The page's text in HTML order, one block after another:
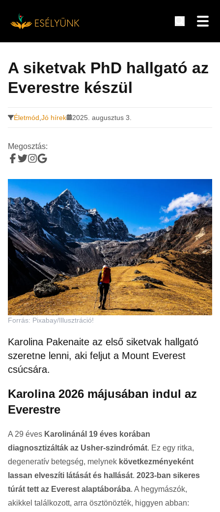
tartalomra
A siketvak PhD hallgató az
Everestre készül
Életmód Jó hírek 2025. augusztus 3.
Megosztás:
Forrás: Pixabay/Illusztráció!
Karolina Pakenaite az első siketvak hallgató
szeretne lenni, aki feljut a Mount Everest
csúcsára.
Karolina 2026 májusában indul az
Everestre
A 29 éves Karolinánál 19 éves korában
diagnosztizálták az Usher-szindrómát. Ez egy ritka,
degeneratív betegség, melynek következményeként
lassan elveszíti látását és hallását. 2023-ban sikeres
túrát tett az Everest alaptáborába. A hegymászók,
akikkel találkozott, arra ösztönözték, higgyen abban: